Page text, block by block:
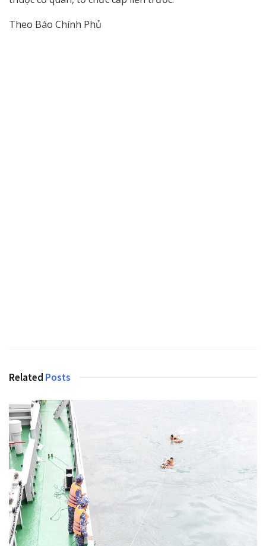
Theo Báo Chính Phủ
Related Posts